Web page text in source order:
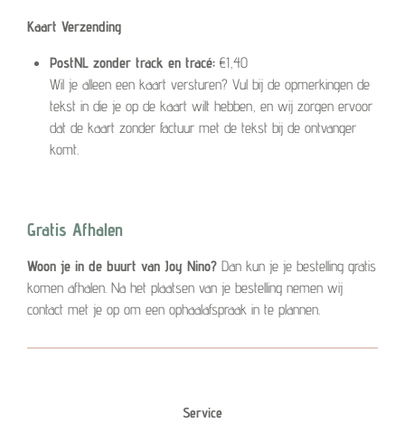
Kaart Verzending
PostNL zonder track en tracé:€1,40
Wil je alleen een kaart versturen? Vul bij de opmerkingen de
tekst in die je op de kaart wilt hebben, en wij zorgen ervoor
dat de kaart zonder factuur met de tekst bij de ontvanger
komt.
Gratis Afhalen
Woon je in de buurt van Joy Nino? Dan kun je je bestelling gratis
komen afhalen. Na het plaatsen van je bestelling nemen wij
contact met je op om een ophaalafspraak in te plannen.
Service